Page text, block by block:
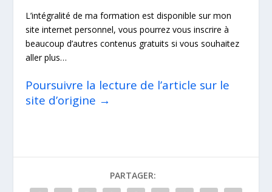
L’intégralité de ma formation est disponible sur mon
site internet personnel, vous pourrez vous inscrire à
beaucoup d’autres contenus gratuits si vous souhaitez
aller plus…
Poursuivre la lecture de l’article sur le
site d’origine →
PARTAGER: